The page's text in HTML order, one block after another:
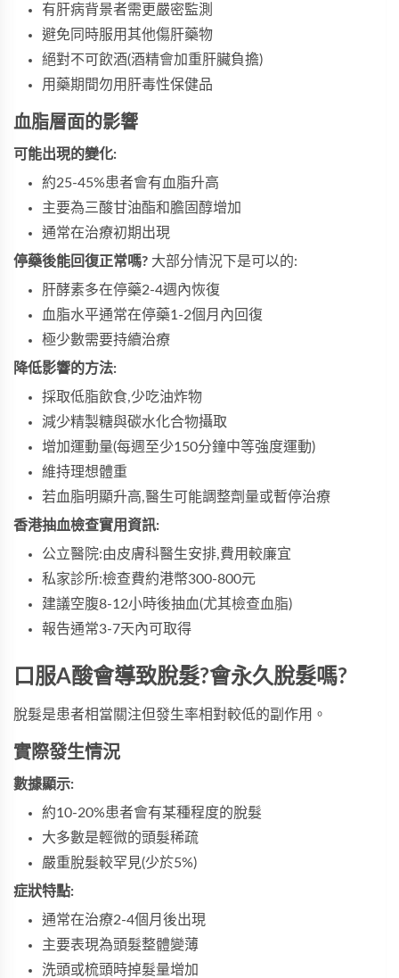
有肝病背景者需更嚴密監測
避免同時服用其他傷肝藥物
絕對不可飲酒(酒精會加重肝臟負擔)
用藥期間勿用肝毒性保健品
血脂層面的影響
可能出現的變化:
約25-45%患者會有血脂升高
主要為三酸甘油酯和膽固醇增加
通常在治療初期出現
停藥後能回復正常嗎? 大部分情況下是可以的:
肝酵素多在停藥2-4週內恢復
血脂水平通常在停藥1-2個月內回復
極少數需要持續治療
降低影響的方法:
採取低脂飲食,少吃油炸物
減少精製糖與碳水化合物攝取
增加運動量(每週至少150分鐘中等強度運動)
維持理想體重
若血脂明顯升高,醫生可能調整劑量或暫停治療
香港抽血檢查實用資訊:
公立醫院:由皮膚科醫生安排,費用較廉宜
私家診所:檢查費約港幣300-800元
建議空腹8-12小時後抽血(尤其檢查血脂)
報告通常3-7天內可取得
口服A酸會導致脫髮?會永久脫髮嗎?
脫髮是患者相當關注但發生率相對較低的副作用。
實際發生情況
數據顯示:
約10-20%患者會有某種程度的脫髮
大多數是輕微的頭髮稀疏
嚴重脫髮較罕見(少於5%)
症狀特點:
通常在治療2-4個月後出現
主要表現為頭髮整體變薄
洗頭或梳頭時掉髮量增加